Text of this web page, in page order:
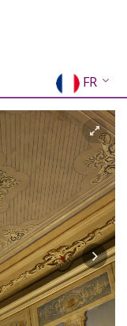
FR
EN
EL
DE
IT
ES
RU
CN